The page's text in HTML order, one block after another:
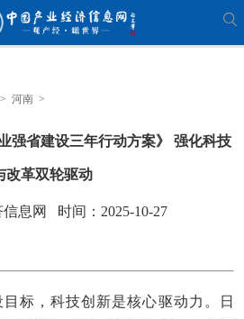
> 河南 >
强省建设三年行动方案》 强化科技
改革双轮驱动
息网 时间：2025-10-27
，科技创新是核心驱动力。日